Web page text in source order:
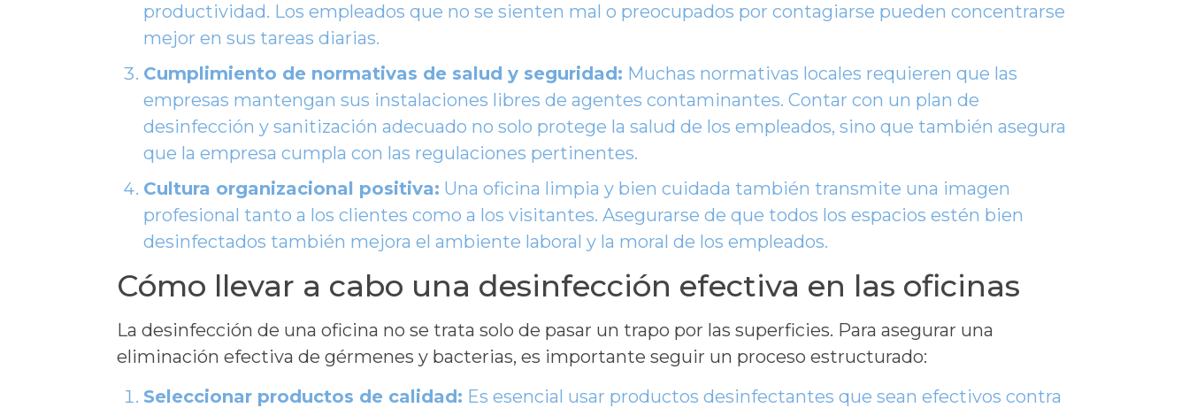
productividad. Los empleados que no se sienten mal o preocupados por contagiarse pueden concentrarse
mejor en sus tareas diarias.
Cumplimiento de normativas de salud y seguridad: Muchas normativas locales requieren que las
empresas mantengan sus instalaciones libres de agentes contaminantes. Contar con un plan de
desinfección y sanitización adecuado no solo protege la salud de los empleados, sino que también asegura
que la empresa cumpla con las regulaciones pertinentes.
Cultura organizacional positiva: Una oficina limpia y bien cuidada también transmite una imagen
profesional tanto a los clientes como a los visitantes. Asegurarse de que todos los espacios estén bien
desinfectados también mejora el ambiente laboral y la moral de los empleados.
Cómo llevar a cabo una desinfección efectiva en las oficinas
La desinfección de una oficina no se trata solo de pasar un trapo por las superficies. Para asegurar una
eliminación efectiva de gérmenes y bacterias, es importante seguir un proceso estructurado:
Seleccionar productos de calidad: Es esencial usar productos desinfectantes que sean efectivos contra